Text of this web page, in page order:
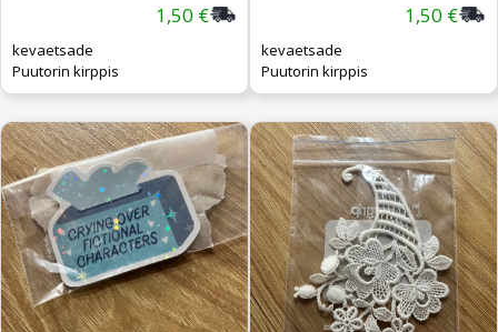
1,50 €
kevaetsade
Puutorin kirppis
1,50 €
kevaetsade
Puutorin kirppis